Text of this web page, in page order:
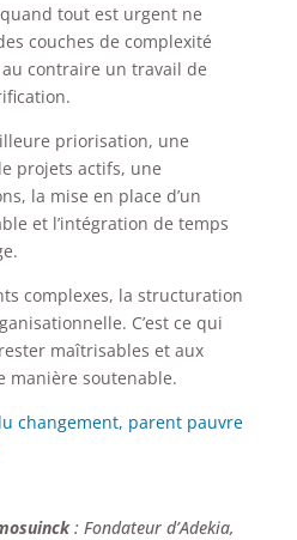
tout est urgent ne
couches de complexité
contraire un travail de
priorisation, une
projets actifs, une
la mise en place d’un
et l’intégration de temps
complexes, la structuration
C’est ce qui
maîtrisables et aux
manière soutenable.
changement, parent pauvre
: Fondateur d’Adekia,